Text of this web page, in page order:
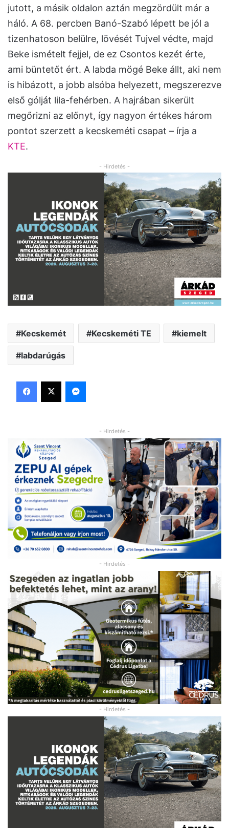
jutott, a másik oldalon aztán megzördült már a
háló. A 68. percben Banó-Szabó lépett be jól a
tizenhatoson belülre, lövését Tujvel védte, majd
Beke ismételt fejjel, de ez Csontos kezét érte,
ami büntetőt ért. A labda mögé Beke állt, aki nem
is hibázott, a jobb alsóba helyezett, megszerezve
első gólját lila-fehérben. A hajrában sikerült
megőrizni az előnyt, így nagyon értékes három
pontot szerzett a kecskeméti csapat – írja a
KTE.
- Hirdetés -
Kecskemét Kecskeméti TE kiemelt
labdarúgás
Facebook
X Messenger
- Hirdetés -
- Hirdetés -
- Hirdetés -